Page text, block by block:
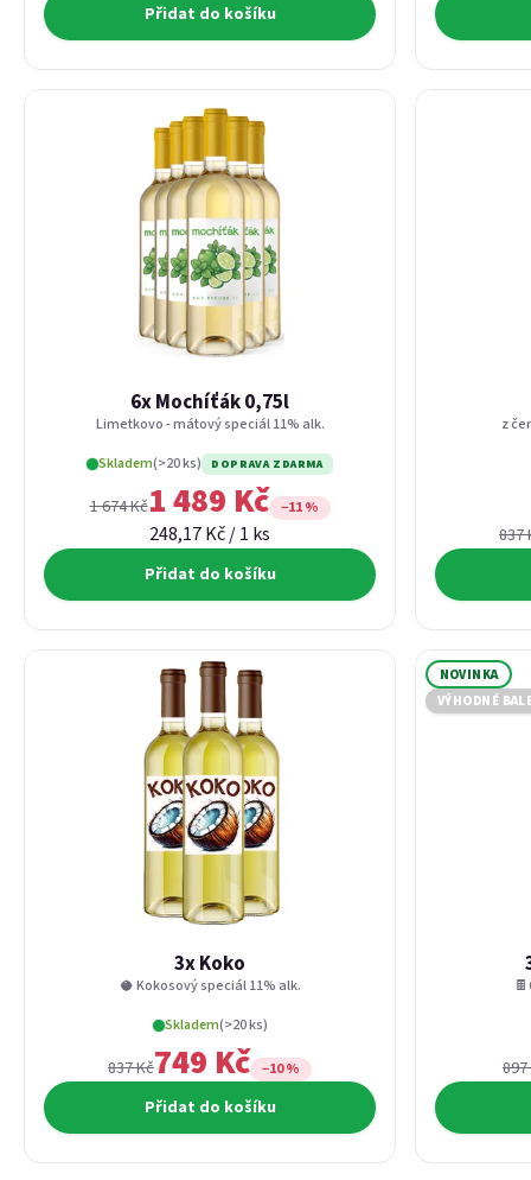
Přidat do košíku
6x Mochíťák 0,75l
Limetkovo - mátový speciál 11% alk.
Skladem(>20 ks) DOPRAVA ZDARMA
1 674 Kč1 489 Kč −11 %
Měrná cena:
248,17 Kč / 1 ks
Přidat do košíku
z
837
3x Koko
🥥 Kokosový speciál 11% alk.
Skladem(>20 ks)
837 Kč749 Kč −10 %
Přidat do košíku
NOVINKA
VÝHODNÉ